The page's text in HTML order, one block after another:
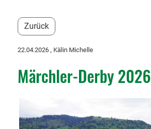
Zurück
22.04.2026 , Kälin Michelle
Märchler-Derby 2026